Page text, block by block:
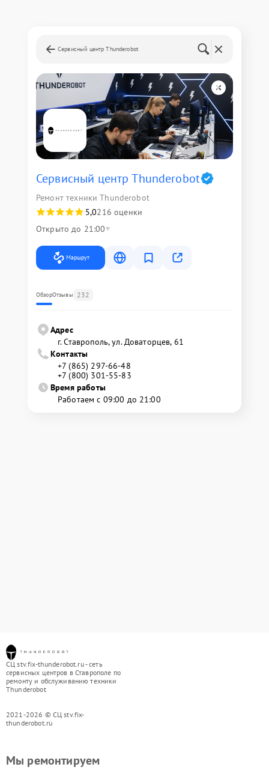
Сервисный центр Thunderobot
Сервисный центр Thunderobot
Ремонт техники Thunderobot
5,0216 оценки
Открыто до 21:00
Маршрут
ОбзорОтзывы 232
Адрес
г. Ставрополь, ул. Доваторцев, 61
Контакты
+7 (865) 297-66-48
+7 (800) 301-55-83
Время работы
Работаем с 09:00 до 21:00
СЦ stv.fix-thunderobot.ru - сеть
сервисных центров в Ставрополе по
ремонту и обслуживанию техники
Thunderobot
2021-2026 © СЦ stv.fix-
thunderobot.ru
Мы ремонтируем